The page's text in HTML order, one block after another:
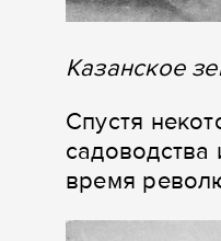
Казанское
Спустя
время